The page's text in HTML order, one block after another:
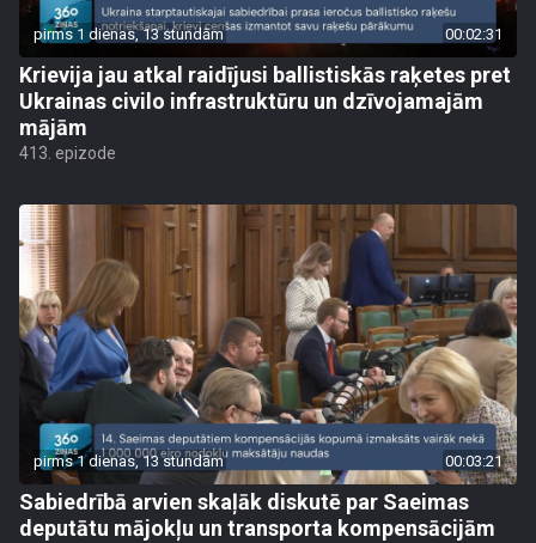
pirms 1 dienas, 13 stundām 00:02:31
Krievija jau atkal raidījusi ballistiskās raķetes pret
Ukrainas civilo infrastruktūru un dzīvojamajām
mājām
413. epizode
pirms 1 dienas, 13 stundām 00:03:21
Sabiedrībā arvien skaļāk diskutē par Saeimas
deputātu mājokļu un transporta kompensācijām